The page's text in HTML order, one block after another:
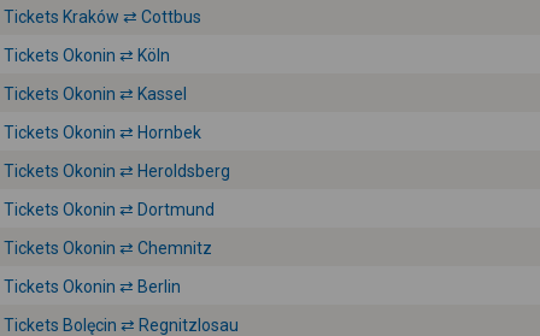
Tickets Kraków ⇄ Cottbus
Tickets Okonin ⇄ Köln
Tickets Okonin ⇄ Kassel
Tickets Okonin ⇄ Hornbek
Tickets Okonin ⇄ Heroldsberg
Tickets Okonin ⇄ Dortmund
Tickets Okonin ⇄ Chemnitz
Tickets Okonin ⇄ Berlin
Tickets Bolęcin ⇄ Regnitzlosau